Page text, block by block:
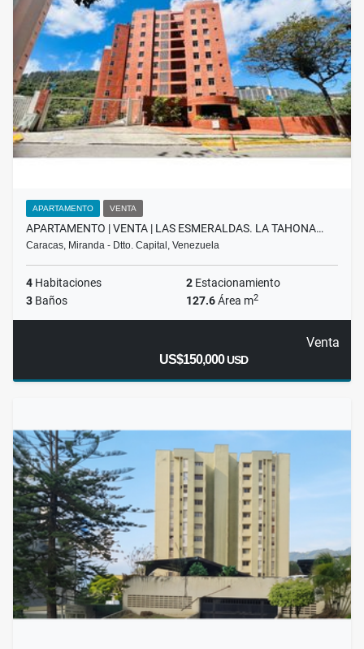
APARTAMENTO VENTA
APARTAMENTO | VENTA | LAS ESMERALDAS. LA TAHONA…
Caracas, Miranda - Dtto. Capital, Venezuela
4 Habitaciones 2 Estacionamiento
3 Baños 127.6Área m2
Venta
US$150,000USD